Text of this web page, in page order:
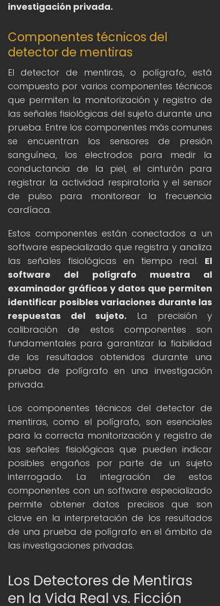
investigación privada.
Componentes técnicos del
detector de mentiras
El detector de mentiras, o polígrafo, está
compuesto por varios componentes técnicos
que permiten la monitorización y registro de
las señales fisiológicas del sujeto durante una
prueba. Entre los componentes más comunes
se encuentran los sensores de presión
sanguínea, los electrodos para medir la
conductancia de la piel, el cinturón para
registrar la actividad respiratoria y el sensor
de pulso para monitorear la frecuencia
cardíaca.
Estos componentes están conectados a un
software especializado que registra y analiza
las señales fisiológicas en tiempo real. El
software del polígrafo muestra al
examinador gráficos y datos que permiten
identificar posibles variaciones durante las
respuestas del sujeto. La precisión y
calibración de estos componentes son
fundamentales para garantizar la fiabilidad
de los resultados obtenidos durante una
prueba de polígrafo en una investigación
privada.
Los componentes técnicos del detector de
mentiras, como el polígrafo, son esenciales
para la correcta monitorización y registro de
las señales fisiológicas que pueden indicar
posibles engaños por parte de un sujeto
interrogado. La integración de estos
componentes con un software especializado
permite obtener datos precisos que son
clave en la interpretación de los resultados
de una prueba de polígrafo en el ámbito de
las investigaciones privadas.
Los Detectores de Mentiras
en la Vida Real vs. Ficción